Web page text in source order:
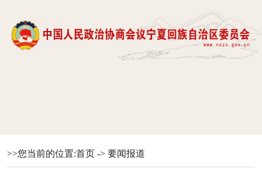
>>您当前的位置:首页 -> 要闻报道